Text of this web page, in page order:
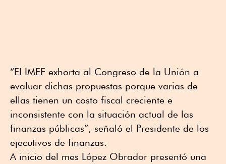
“El IMEF exhorta al Congreso de la Unión a
evaluar dichas propuestas porque varias de
ellas tienen un costo fiscal creciente e
inconsistente con la situación actual de las
finanzas públicas”, señaló el Presidente de los
ejecutivos de finanzas.
A inicio del mes López Obrador presentó una